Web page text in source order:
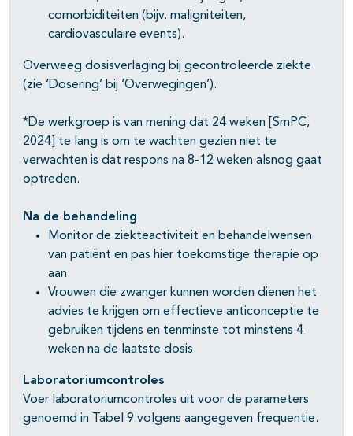
comorbiditeiten (bijv. maligniteiten,
cardiovasculaire events).
Overweeg dosisverlaging bij gecontroleerde ziekte
(zie ‘Dosering’ bij ‘Overwegingen’).
*De werkgroep is van mening dat 24 weken [SmPC,
2024] te lang is om te wachten gezien niet te
verwachten is dat respons na 8-12 weken alsnog gaat
optreden.
Na de behandeling
Monitor de ziekteactiviteit en behandelwensen
van patiënt en pas hier toekomstige therapie op
aan.
Vrouwen die zwanger kunnen worden dienen het
advies te krijgen om effectieve anticonceptie te
gebruiken tijdens en tenminste tot minstens 4
weken na de laatste dosis.
Laboratoriumcontroles
Voer laboratoriumcontroles uit voor de parameters
genoemd in Tabel 9 volgens aangegeven frequentie.